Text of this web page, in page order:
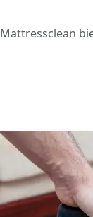
Mattressclean